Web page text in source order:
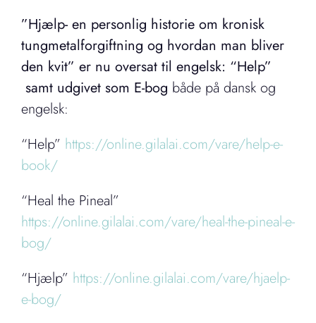
”Hjælp- en personlig historie om kronisk
tungmetalforgiftning og hvordan man bliver
den kvit” er nu oversat til engelsk: “Help”
samt udgivet som E-bog både på dansk og
engelsk:
“Help” https://online.gilalai.com/vare/help-e-
book/
“Heal the Pineal”
https://online.gilalai.com/vare/heal-the-pineal-e-
bog/
“Hjælp” https://online.gilalai.com/vare/hjaelp-
e-bog/